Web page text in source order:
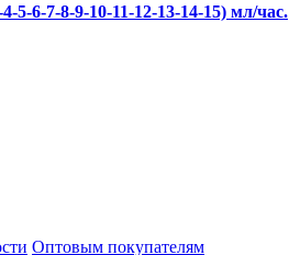
6-7-8-9-10-11-12-13-14-15) мл/час.
Оптовым покупателям